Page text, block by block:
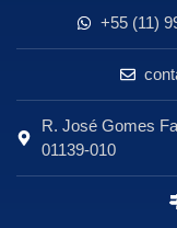
+55 (11)
R. José Gomes
01139-010